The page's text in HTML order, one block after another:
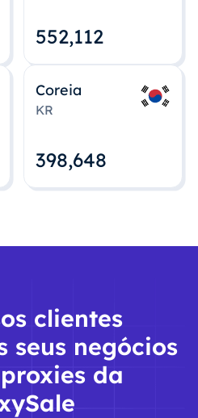
552,112
Coreia
KR
398,648
clientes
seus negócios
da